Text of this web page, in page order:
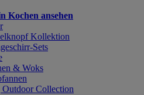
Kochen ansehen
Kollektion
Sets
& Woks
Collection